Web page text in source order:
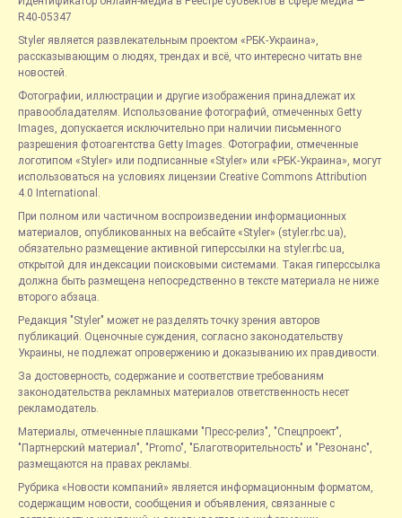
R40-05347
Styler является развлекательным проектом «РБК-Украина»,
рассказывающим о людях, трендах и всё, что интересно читать вне
новостей.
Фотографии, иллюстрации и другие изображения принадлежат их
правообладателям. Использование фотографий, отмеченных Getty
Images, допускается исключительно при наличии письменного
разрешения фотоагентства Getty Images. Фотографии, отмеченные
логотипом «Styler» или подписанные «Styler» или «РБК-Украина», могут
использоваться на условиях лицензии Creative Commons Attribution
4.0 International.
При полном или частичном воспроизведении информационных
материалов, опубликованных на вебсайте «Styler» (styler.rbc.ua),
обязательно размещение активной гиперссылки на styler.rbc.ua,
открытой для индексации поисковыми системами. Такая гиперссылка
должна быть размещена непосредственно в тексте материала не ниже
второго абзаца.
Редакция "Styler" может не разделять точку зрения авторов
публикаций. Оценочные суждения, согласно законодательству
Украины, не подлежат опровержению и доказыванию их правдивости.
За достоверность, содержание и соответствие требованиям
законодательства рекламных материалов ответственность несет
рекламодатель.
Материалы, отмеченные плашками "Пресс-релиз", "Спецпроект",
"Партнерский материал", "Promo", "Благотворительность" и "Резонанс",
размещаются на правах рекламы.
Рубрика «Новости компаний» является информационным форматом,
содержащим новости, сообщения и объявления, связанные с